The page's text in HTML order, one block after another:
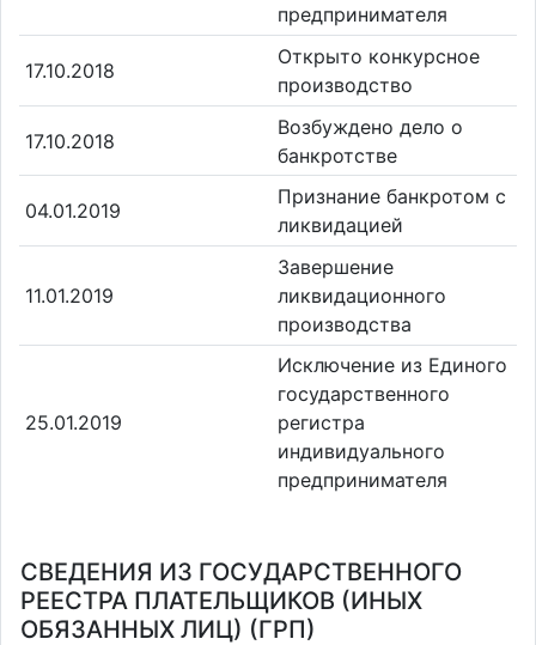
предпринимателя
17.10.2018
Открыто конкурсное
производство
17.10.2018
Возбуждено дело о
банкротстве
04.01.2019
Признание банкротом с
ликвидацией
11.01.2019
Завершение
ликвидационного
производства
25.01.2019
Исключение из Единого
государственного
регистра
индивидуального
предпринимателя
СВЕДЕНИЯ ИЗ ГОСУДАРСТВЕННОГО
РЕЕСТРА ПЛАТЕЛЬЩИКОВ (ИНЫХ
ОБЯЗАННЫХ ЛИЦ) (ГРП)